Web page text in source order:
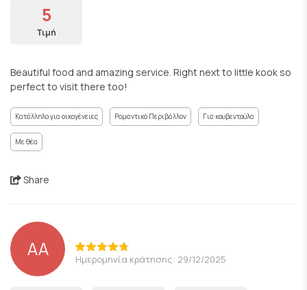
5
Τιμή
Beautiful food and amazing service. Right next to little kook so
perfect to visit there too!
Κατάλληλο για οικογένειες Ρομαντικό Περιβάλλον Για κουβεντούλα
Με θέα
Share
AA Ημερομηνία κράτησης: 29/12/2025